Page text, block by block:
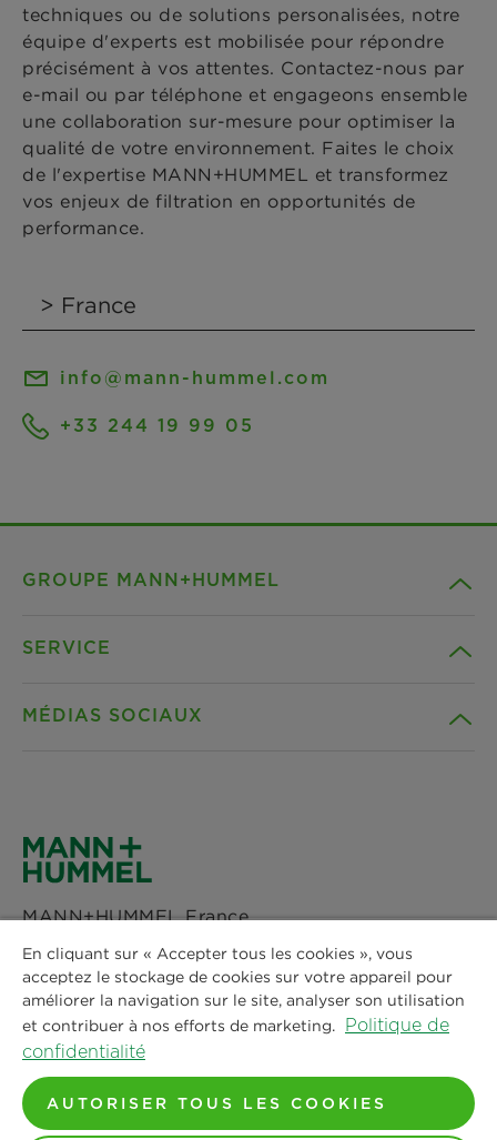
techniques ou de solutions personalisées, notre
équipe d'experts est mobilisée pour répondre
précisément à vos attentes. Contactez-nous par
e-mail ou par téléphone et engageons ensemble
une collaboration sur-mesure pour optimiser la
qualité de votre environnement. Faites le choix
de l'expertise MANN+HUMMEL et transformez
vos enjeux de filtration en opportunités de
performance.
info@mann-hummel.com
+33 244 19 99 05
GROUPE MANN+HUMMEL
Actualités & Presse
Lieux
SERVICE
Déclaration de confidentialité
Mentions legales
Avis juridique
MÉDIAS SOCIAUX
Instagram
LinkedIn
Youtube
MANN+HUMMEL France
Immeuble LAVOISIER
4 Place des Vosges
92052 Paris La Défense CEDEX
Tel : +33 244 19 99 05
E-Mail :info@mann-hummel.com
En cliquant sur « Accepter tous les cookies », vous
acceptez le stockage de cookies sur votre appareil pour
améliorer la navigation sur le site, analyser son utilisation
et contribuer à nos efforts de marketing. Politique de
confidentialité
AUTORISER TOUS LES COOKIES